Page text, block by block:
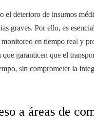
el deterioro de insumos
graves. Por ello, es
monitoreo en tiempo real y
garanticen que el
sin comprometer la
a áreas de